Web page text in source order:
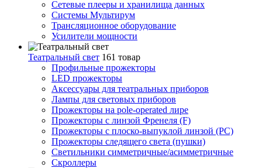
Сетевые плееры и хранилища данных
Системы Мультирум
Трансляционное оборудование
Усилители мощности
Театральный свет 161 товар
Профильные прожекторы
LED прожекторы
Аксессуары для театральных приборов
Лампы для световых приборов
Прожекторы на pole-operated лире
Прожекторы с линзой Френеля (F)
Прожекторы с плоско-выпуклой линзой (PC)
Прожекторы следящего света (пушки)
Светильники симметричные/асимметричные
Скроллеры